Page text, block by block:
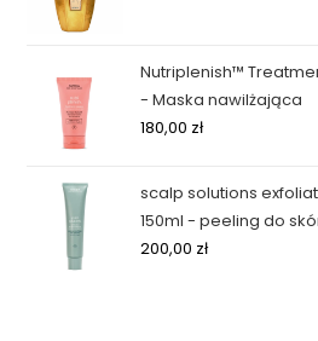
Nutriplenish™
- Maska nawilżająca
180,00 zł
scalp solutions
150ml - peeling do
200,00 zł